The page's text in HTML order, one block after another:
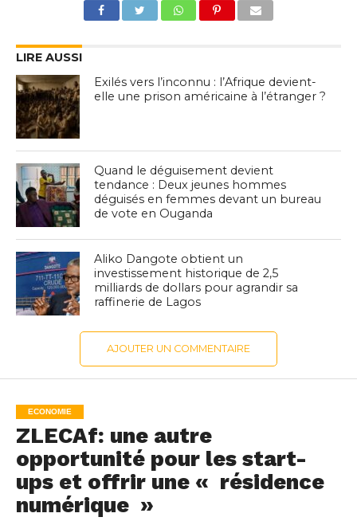
LIRE AUSSI
Exilés vers l’inconnu : l’Afrique devient-
elle une prison américaine à l’étranger ?
Quand le déguisement devient
tendance : Deux jeunes hommes
déguisés en femmes devant un bureau
de vote en Ouganda
Aliko Dangote obtient un
investissement historique de 2,5
milliards de dollars pour agrandir sa
raffinerie de Lagos
AJOUTER UN COMMENTAIRE
ECONOMIE
ZLECAf: une autre
opportunité pour les start-
ups et offrir une « résidence
numérique »